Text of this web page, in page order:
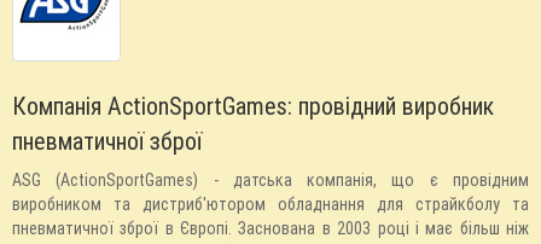
Компанія АctionSportGames: провідний виробник
пневматичної зброї
ASG (АctionSportGames) - датська компанія, що є провідним
виробником та дистриб'ютором обладнання для страйкболу та
пневматичної зброї в Європі. Заснована в 2003 році і має більш ніж